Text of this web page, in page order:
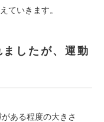
ていきます。
したが、運動
ある程度の大きさ